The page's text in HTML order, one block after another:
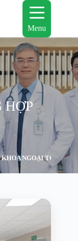
Menu
HỢP
KHOA NGOẠI TỔNG